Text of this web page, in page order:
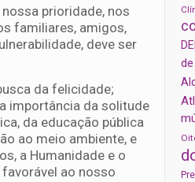
prioridade, nos
familiares, amigos,
deve ser
da felicidade;
importância da solitude
da educação pública
ao meio ambiente, e
a Humanidade e o
favorável ao nosso